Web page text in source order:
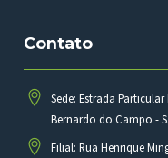
Contato
Sede: Estrada
Bernardo do Campo -
Filial: Rua Henrique